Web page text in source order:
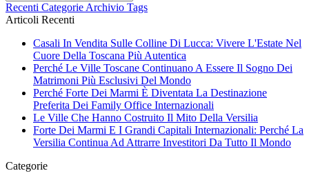
Recenti Categorie Archivio Tags
Articoli Recenti
Casali In Vendita Sulle Colline Di Lucca: Vivere L'Estate Nel
Cuore Della Toscana Più Autentica
Perché Le Ville Toscane Continuano A Essere Il Sogno Dei
Matrimoni Più Esclusivi Del Mondo
Perché Forte Dei Marmi È Diventata La Destinazione
Preferita Dei Family Office Internazionali
Le Ville Che Hanno Costruito Il Mito Della Versilia
Forte Dei Marmi E I Grandi Capitali Internazionali: Perché La
Versilia Continua Ad Attrarre Investitori Da Tutto Il Mondo
Categorie